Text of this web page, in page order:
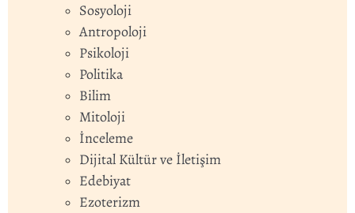
Sosyoloji
Antropoloji
Psikoloji
Politika
Bilim
Mitoloji
İnceleme
Dijital Kültür ve İletişim
Edebiyat
Ezoterizm